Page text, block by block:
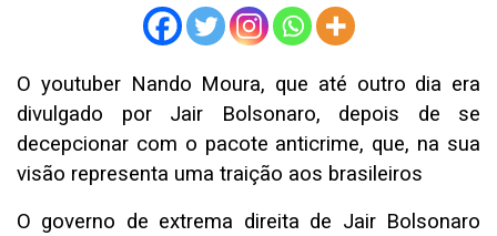
O youtuber Nando Moura, que até outro dia era
divulgado por Jair Bolsonaro, depois de se
decepcionar com o pacote anticrime, que, na sua
visão representa uma traição aos brasileiros
O governo de extrema direita de Jair Bolsonaro